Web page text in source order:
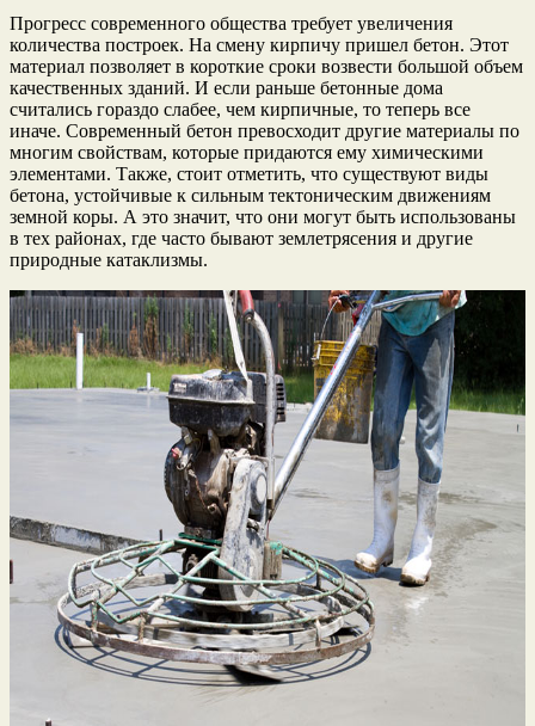
Прогресс современного общества требует увеличения
количества построек. На смену кирпичу пришел бетон. Этот
материал позволяет в короткие сроки возвести большой объем
качественных зданий. И если раньше бетонные дома
считались гораздо слабее, чем кирпичные, то теперь все
иначе. Современный бетон превосходит другие материалы по
многим свойствам, которые придаются ему химическими
элементами. Также, стоит отметить, что существуют виды
бетона, устойчивые к сильным тектоническим движениям
земной коры. А это значит, что они могут быть использованы
в тех районах, где часто бывают землетрясения и другие
природные катаклизмы.